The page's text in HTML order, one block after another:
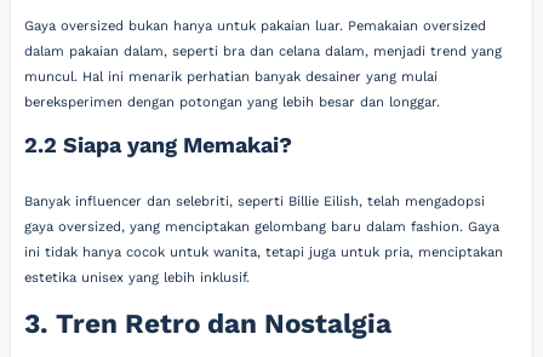
Gaya oversized bukan hanya untuk pakaian luar. Pemakaian oversized
dalam pakaian dalam, seperti bra dan celana dalam, menjadi trend yang
muncul. Hal ini menarik perhatian banyak desainer yang mulai
bereksperimen dengan potongan yang lebih besar dan longgar.
2.2 Siapa yang Memakai?
Banyak influencer dan selebriti, seperti Billie Eilish, telah mengadopsi
gaya oversized, yang menciptakan gelombang baru dalam fashion. Gaya
ini tidak hanya cocok untuk wanita, tetapi juga untuk pria, menciptakan
estetika unisex yang lebih inklusif.
3. Tren Retro dan Nostalgia